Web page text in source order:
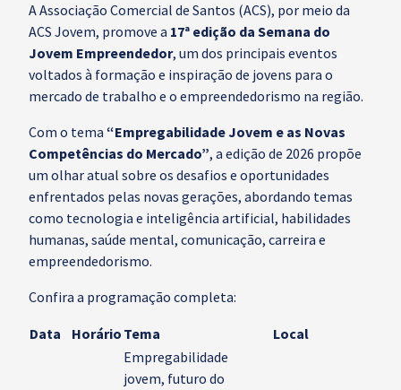
A Associação Comercial de Santos (ACS), por meio da
ACS Jovem, promove a 17ª edição da Semana do
Jovem Empreendedor, um dos principais eventos
voltados à formação e inspiração de jovens para o
mercado de trabalho e o empreendedorismo na região.
Com o tema “Empregabilidade Jovem e as Novas
Competências do Mercado”, a edição de 2026 propõe
um olhar atual sobre os desafios e oportunidades
enfrentados pelas novas gerações, abordando temas
como tecnologia e inteligência artificial, habilidades
humanas, saúde mental, comunicação, carreira e
empreendedorismo.
Confira a programação completa:
Data Horário Tema Local
Empregabilidade
jovem, futuro do